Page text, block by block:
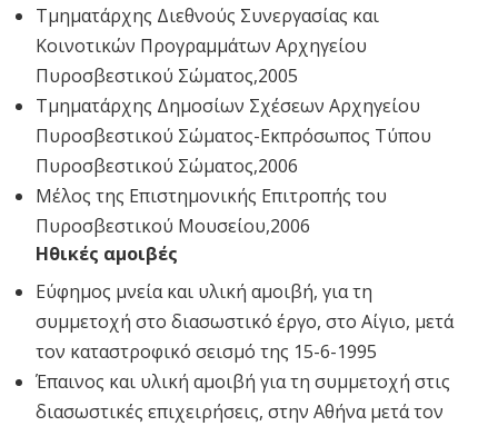
Τμηματάρχης Διεθνούς Συνεργασίας και
Κοινοτικών Προγραμμάτων Αρχηγείου
Πυροσβεστικού Σώματος,2005
Τμηματάρχης Δημοσίων Σχέσεων Αρχηγείου
Πυροσβεστικού Σώματος-Εκπρόσωπος Τύπου
Πυροσβεστικού Σώματος,2006
Μέλος της Επιστημονικής Επιτροπής του
Πυροσβεστικού Μουσείου,2006
Ηθικές αμοιβές
Εύφημος μνεία και υλική αμοιβή, για τη
συμμετοχή στο διασωστικό έργο, στο Αίγιο, μετά
τον καταστροφικό σεισμό της 15-6-1995
Έπαινος και υλική αμοιβή για τη συμμετοχή στις
διασωστικές επιχειρήσεις, στην Αθήνα μετά τον